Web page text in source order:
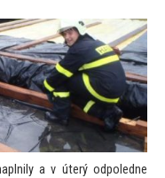
a v úterý odpoledne